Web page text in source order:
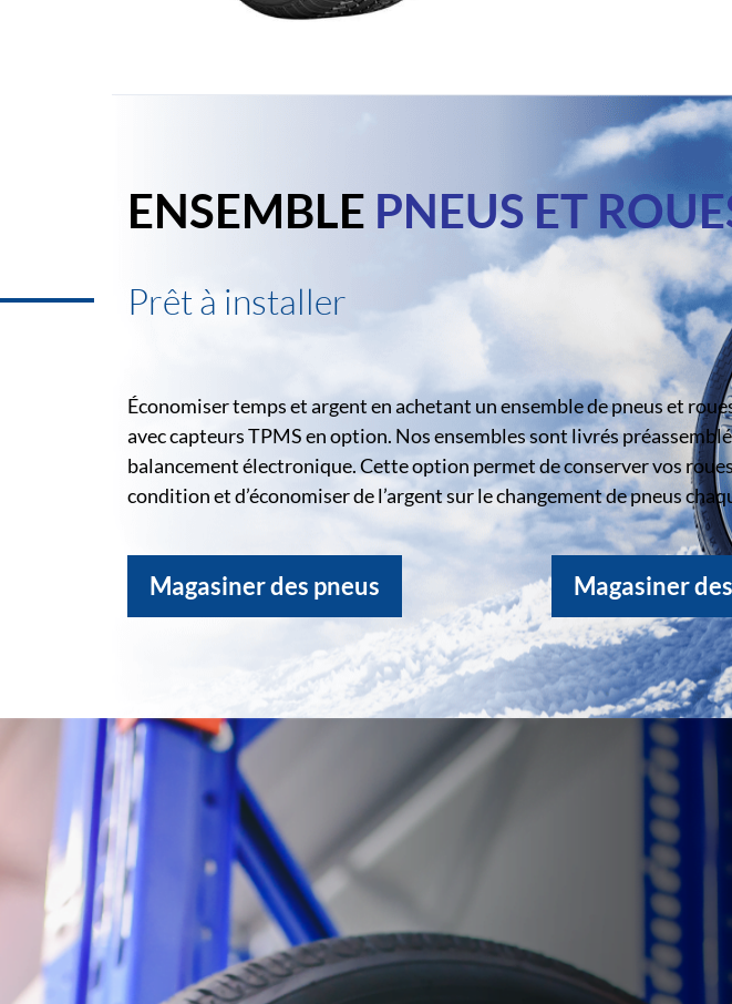
ENSEMBLE PNEUS ET
Prêt à installer
Économiser temps et argent en achetant un ensemble de pneus et
avec capteurs TPMS en option. Nos ensembles sont livrés
balancement électronique. Cette option permet de conserver vos
condition et d’économiser de l’argent sur le changement de pneus
Magasiner des pneus Magasiner